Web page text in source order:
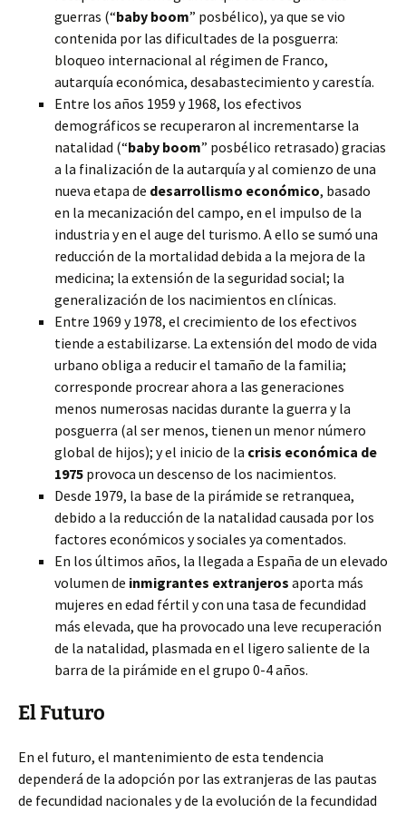
guerras (“baby boom” posbélico), ya que se vio
contenida por las dificultades de la posguerra:
bloqueo internacional al régimen de Franco,
autarquía económica, desabastecimiento y carestía.
Entre los años 1959 y 1968, los efectivos
demográficos se recuperaron al incrementarse la
natalidad (“baby boom” posbélico retrasado) gracias
a la finalización de la autarquía y al comienzo de una
nueva etapa de desarrollismo económico, basado
en la mecanización del campo, en el impulso de la
industria y en el auge del turismo. A ello se sumó una
reducción de la mortalidad debida a la mejora de la
medicina; la extensión de la seguridad social; la
generalización de los nacimientos en clínicas.
Entre 1969 y 1978, el crecimiento de los efectivos
tiende a estabilizarse. La extensión del modo de vida
urbano obliga a reducir el tamaño de la familia;
corresponde procrear ahora a las generaciones
menos numerosas nacidas durante la guerra y la
posguerra (al ser menos, tienen un menor número
global de hijos); y el inicio de la crisis económica de
1975 provoca un descenso de los nacimientos.
Desde 1979, la base de la pirámide se retranquea,
debido a la reducción de la natalidad causada por los
factores económicos y sociales ya comentados.
En los últimos años, la llegada a España de un elevado
volumen de inmigrantes extranjeros aporta más
mujeres en edad fértil y con una tasa de fecundidad
más elevada, que ha provocado una leve recuperación
de la natalidad, plasmada en el ligero saliente de la
barra de la pirámide en el grupo 0-4 años.
El Futuro
En el futuro, el mantenimiento de esta tendencia
dependerá de la adopción por las extranjeras de las pautas
de fecundidad nacionales y de la evolución de la fecundidad